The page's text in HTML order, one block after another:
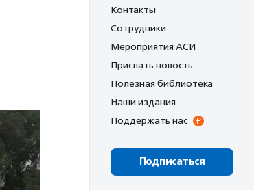
Контакты
Сотрудники
Мероприятия АСИ
Прислать новость
Полезная библиотека
Наши издания
Поддержать нас
Подписаться